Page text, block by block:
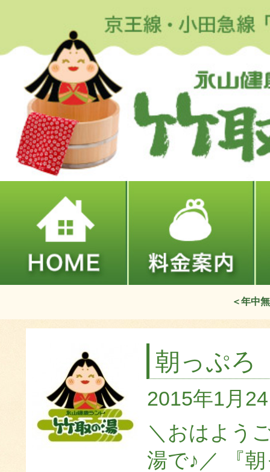
＜年中
朝っぷろ
2015年1月
＼おはよう
湯で♪／ 『